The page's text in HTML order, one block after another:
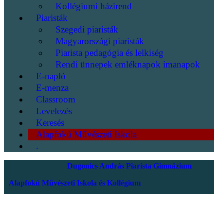
Kollégiumi házirend
Piaristák
Szegedi piaristák
Magyarországi piaristák
Piarista pedagógia és lelkiség
Rendi ünnepek emléknapok imanapok
E-napló
E-menza
Classroom
Levelezés
Keresés
Alapfokú Művészeti Iskola
.
Dugonics András Piarista Gimnázium
Alapfokú Művészeti Iskola és Kollégium